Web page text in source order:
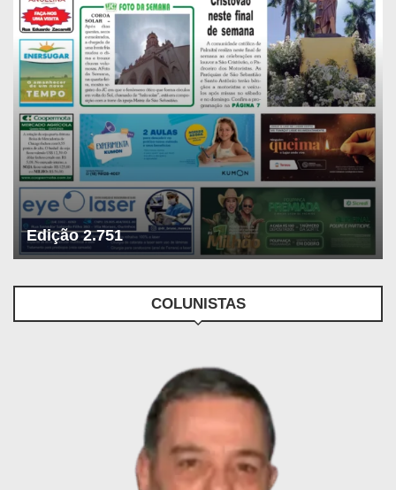
Edição 2.751
COLUNISTAS